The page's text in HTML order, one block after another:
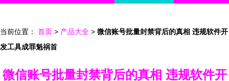
当前位置： 首页 > 产品大全 > 微信账号批量封禁背后的真相 违规软件开
发工具成罪魁祸首
微信账号批量封禁背后的真相 违规软件开